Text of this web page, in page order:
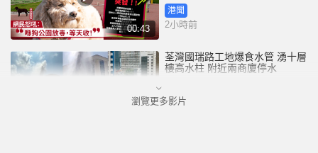
00:43
港聞
2小時前
荃灣國瑞路工地爆食水管 湧十層
樓高水柱 附近兩商廈停水
港聞
瀏覽更多影片